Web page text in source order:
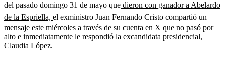
del pasado domingo 31 de mayo que dieron con ganador a Abelardo
de la Espriella, el exministro Juan Fernando Cristo compartió un
mensaje este miércoles a través de su cuenta en X que no pasó por
alto e inmediatamente le respondió la excandidata presidencial,
Claudia López.